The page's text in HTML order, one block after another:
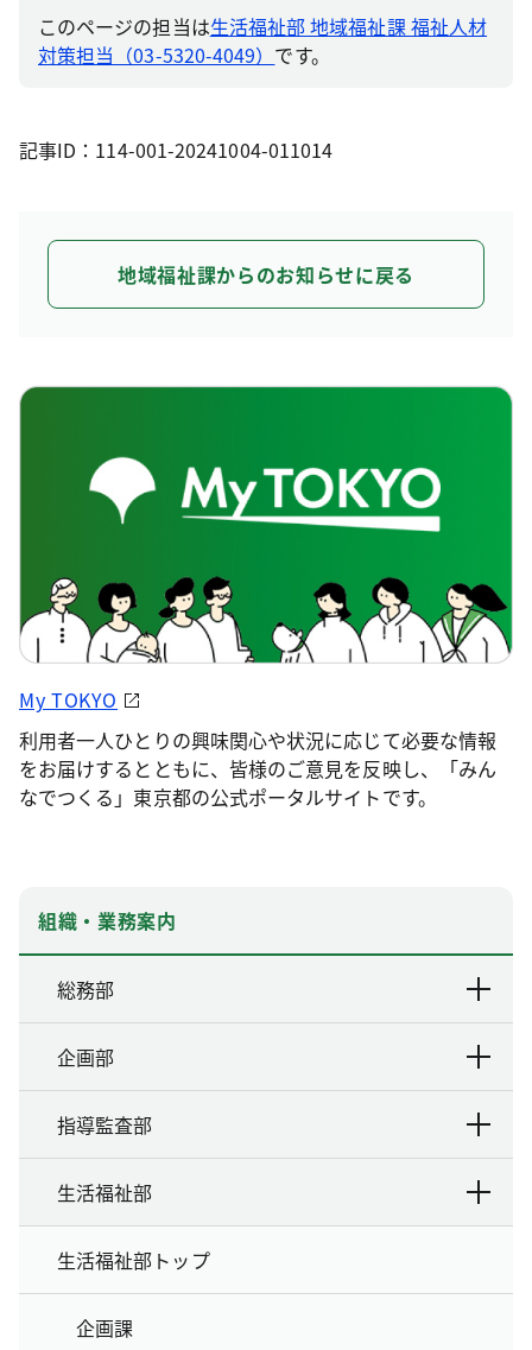
このページの担当は生活福祉部 地域福祉課 福祉人材
対策担当（03-5320-4049） です。
記事ID：114-001-20241004-011014
地域福祉課からのお知らせに戻る
My TOKYO
利用者一人ひとりの興味関心や状況に応じて必要な情報
をお届けするとともに、皆様のご意見を反映し、「みん
なでつくる」東京都の公式ポータルサイトです。
組織・業務案内
総務部
企画部
指導監査部
生活福祉部
生活福祉部トップ
企画課